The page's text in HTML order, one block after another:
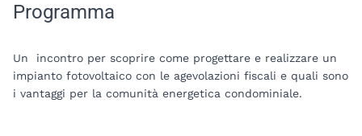
Programma
Un incontro per scoprire come progettare e realizzare un
impianto fotovoltaico con le agevolazioni fiscali e quali sono
i vantaggi per la comunità energetica condominiale.